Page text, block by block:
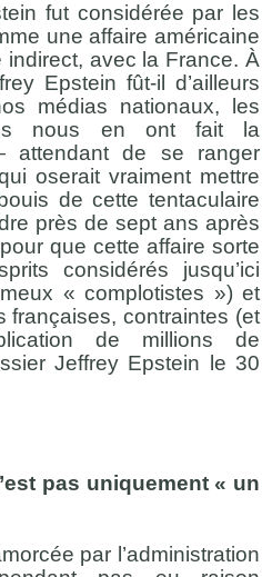
fut considérée par les
une affaire américaine
avec la France. À
Epstein fût-il d’ailleurs
médias nationaux, les
nous en ont fait la
attendant de se ranger
oserait vraiment mettre
de cette tentaculaire
près de sept ans après
que cette affaire sorte
considérés jusqu’ici
« complotistes ») et
françaises, contraintes (et
de millions de
Jeffrey Epstein le 30
pas uniquement « un
par l’administration